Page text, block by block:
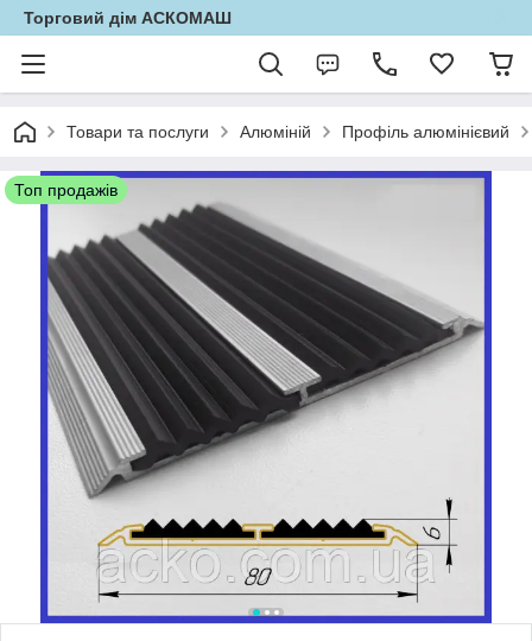
Торговий дім АСКОМАШ
Товари та послуги Алюміній Профіль алюмінієвий
Топ продажів